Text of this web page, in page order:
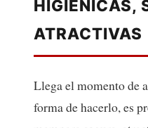
HIGIÉNICAS,
ATRACTIVAS
Llega el momento de
forma de hacerlo, es